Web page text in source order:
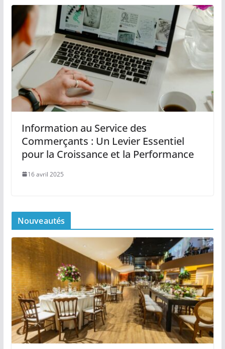
Information au Service des
Commerçants : Un Levier Essentiel
pour la Croissance et la Performance
16 avril 2025
Nouveautés